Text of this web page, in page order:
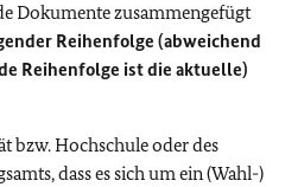
Dokumente zusammengefügt
Reihenfolge (abweichend
Reihenfolge ist die aktuelle)
bzw. Hochschule oder des
dass es sich um ein (Wahl-)